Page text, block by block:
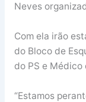
Neves
Com ela irão
do Bloco de
do PS e Médico
“Estamos